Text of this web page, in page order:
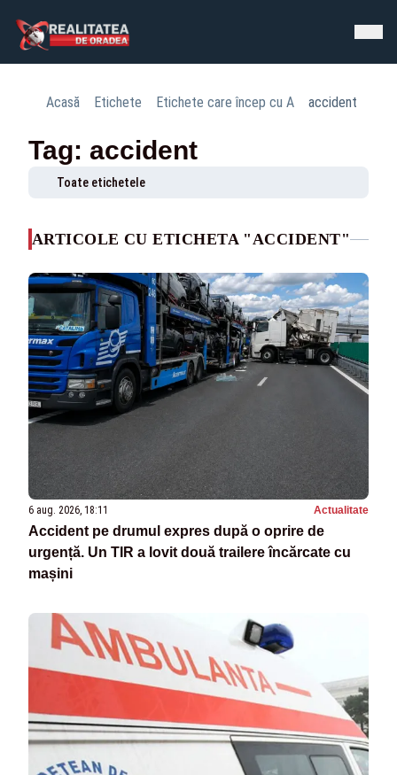
Acasă Etichete Etichete care încep cu A accident
Tag: accident
Toate etichetele
ARTICOLE CU ETICHETA "ACCIDENT"
6 aug. 2026, 18:11 Actualitate
Accident pe drumul expres după o oprire de
urgență. Un TIR a lovit două trailere încărcate cu
mașini